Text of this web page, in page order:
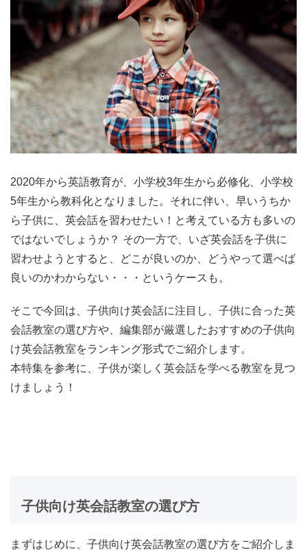
2020年から英語教育が、小学校3年生から必修化、小学校
5年生から教科化となりました。それに伴い、早いうちか
ら子供に、英会話を習わせたい！と考えている方も多いの
ではないでしょうか？ その一方で、いざ英会話を子供に
習わせようとすると、どこが良いのか、どうやって選べば
良いのかわからない・・・というケースも。
そこで今回は、子供向け英会話に注目し、子供に合った英
会話教室の選び方や、編集部が厳選したおすすめの子供向
け英会話教室をランキング形式でご紹介します。
本特集を参考に、子供が楽しく英会話を学べる教室を見つ
けましょう！
子供向け英会話教室の選び方
まずはじめに、子供向け英会話教室の選び方をご紹介しま